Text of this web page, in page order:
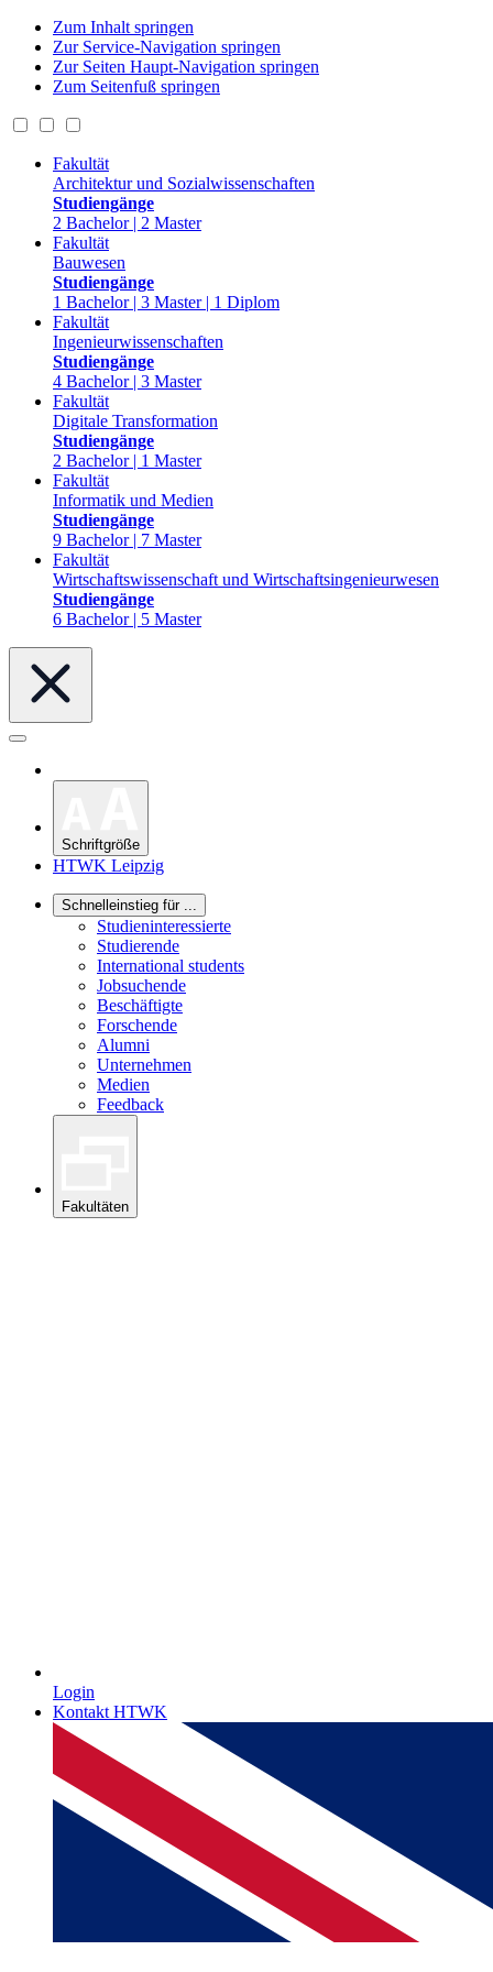
Zum Inhalt springen
Zur Service-Navigation springen
Zur Seiten Haupt-Navigation springen
Zum Seitenfuß springen
Fakultät
Architektur und Sozialwissenschaften
Studiengänge
2 Bachelor | 2 Master
Fakultät
Bauwesen
Studiengänge
1 Bachelor | 3 Master | 1 Diplom
Fakultät
Ingenieurwissenschaften
Studiengänge
4 Bachelor | 3 Master
Fakultät
Digitale Transformation
Studiengänge
2 Bachelor | 1 Master
Fakultät
Informatik und Medien
Studiengänge
9 Bachelor | 7 Master
Fakultät
Wirtschaftswissenschaft und Wirtschaftsingenieurwesen
Studiengänge
6 Bachelor | 5 Master
Schriftgröße
HTWK Leipzig
Schnelleinstieg für ...
Studieninteressierte
Studierende
International students
Jobsuchende
Beschäftigte
Forschende
Alumni
Unternehmen
Medien
Feedback
Fakultäten
Login
Kontakt HTWK